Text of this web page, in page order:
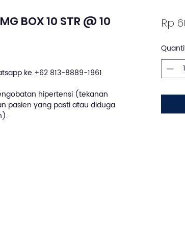
BOX 10 STR @ 10
ke +62 813-8889-1961
hipertensi (tekanan
pasien yang pasti atau diduga
Rp